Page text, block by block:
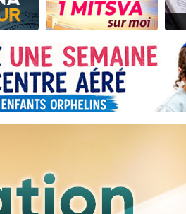
son Maasser
de nous rejoindre sur WhatsApp
de nous rejoindre sur WhatsApp
viennent de faire un don pour 5 jours de
donner son Maasser
viennent de demander une bénédiction
places pour étudier en groupe sur Zoom
musiques dans Torah-Box Music